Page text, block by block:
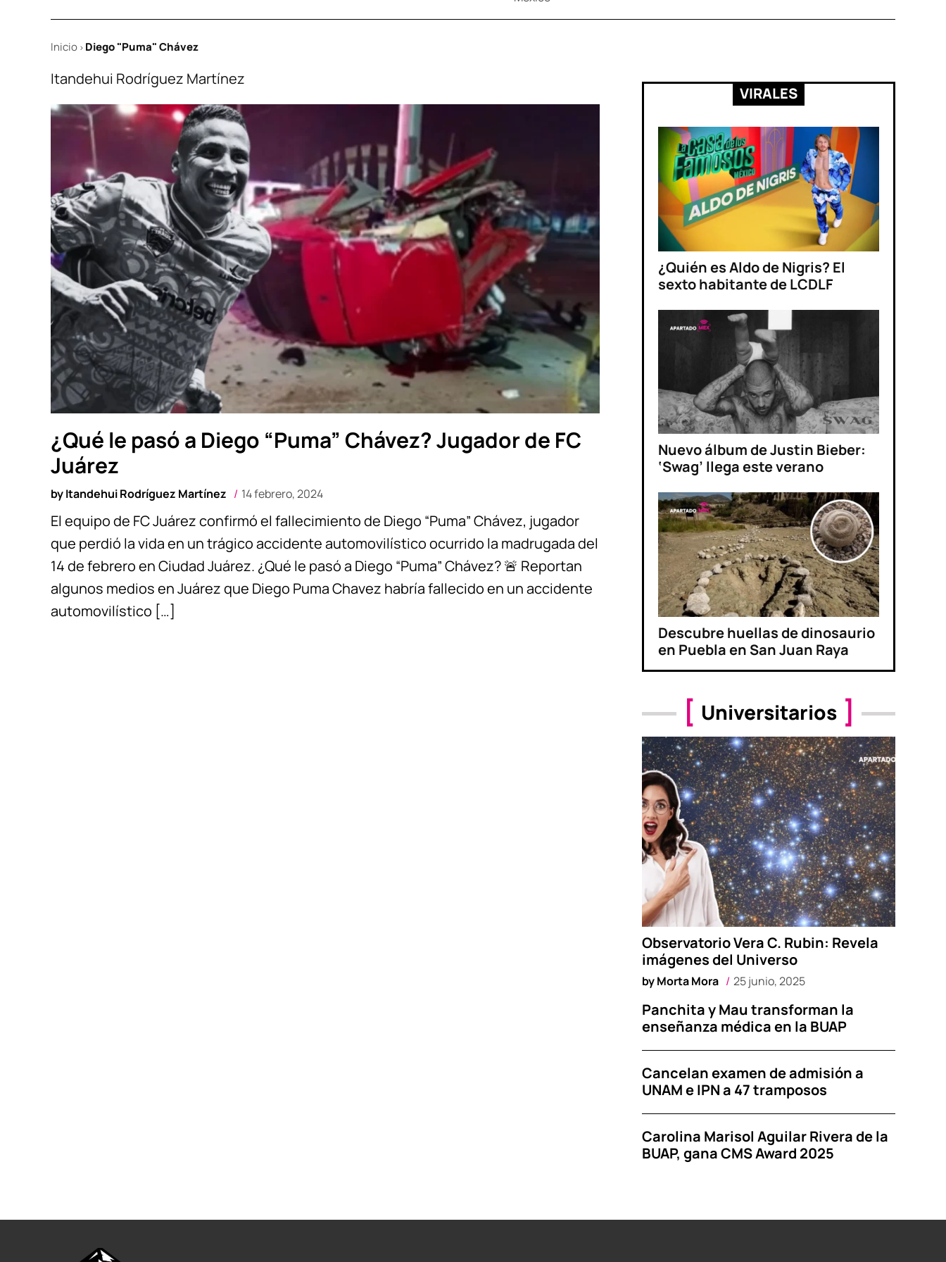
Inicio > Diego "Puma" Chávez
Itandehui Rodríguez Martínez
¿Qué le pasó a Diego “Puma” Chávez? Jugador de FC
Juárez
byItandehui Rodríguez Martínez 14 febrero, 2024
El equipo de FC Juárez confirmó el fallecimiento de Diego “Puma” Chávez, jugador
que perdió la vida en un trágico accidente automovilístico ocurrido la madrugada del
14 de febrero en Ciudad Juárez. ¿Qué le pasó a Diego “Puma” Chávez? 🚨 Reportan
algunos medios en Juárez que Diego Puma Chavez habría fallecido en un accidente
automovilístico […]
VIRALES
¿Quién es Aldo de Nigris? El
sexto habitante de LCDLF
Nuevo álbum de Justin Bieber:
‘Swag’ llega este verano
Descubre huellas de dinosaurio
en Puebla en San Juan Raya
Universitarios
Observatorio Vera C. Rubin: Revela
imágenes del Universo
byMorta Mora 25 junio, 2025
Panchita y Mau transforman la
enseñanza médica en la BUAP
Cancelan examen de admisión a
UNAM e IPN a 47 tramposos
Carolina Marisol Aguilar Rivera de la
BUAP, gana CMS Award 2025